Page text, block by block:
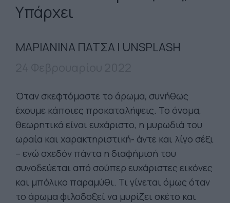
Υπάρχει
ΜΑΡΙΑΝΙΝΑ ΠΑΤΣΑ | UNSPLASH
Όταν σκεφτόμαστε το άρωμα, συνήθως
έχουμε κάποιες προκαταλήψεις. Το όνομα,
θεωρητικά είναι ευχάριστο, η μυρωδιά του
ωραία και χαρακτηριστική- άντε και λίγο σέξι
– ενώ σχεδόν πάντα η διαφήμισή του
συνοδεύεται από σούπερ ευχάριστες εικόνες
και μπόλικο παραμύθι. Τι γίνεται όμως όταν
το άρωμα φιλοδοξεί να μυρίζει σκέτο και